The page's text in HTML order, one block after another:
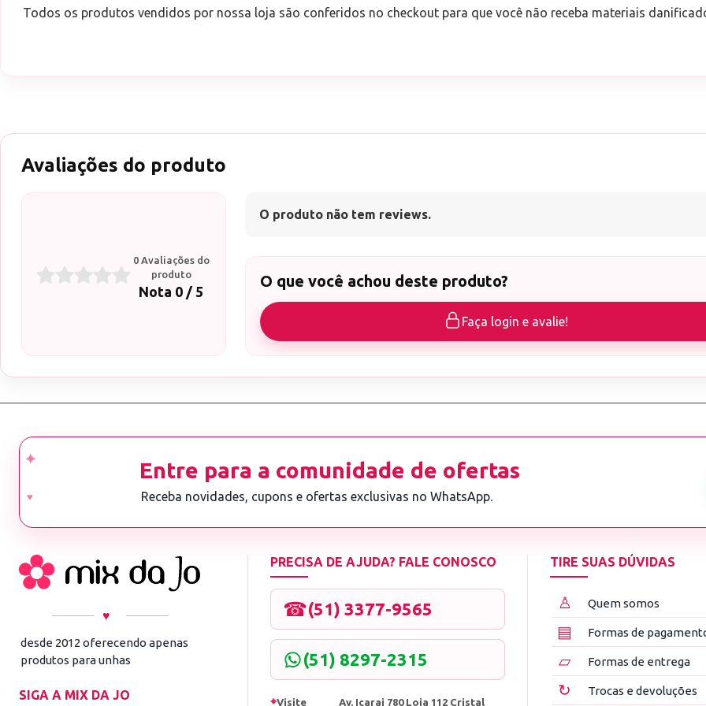
Todos os produtos vendidos por nossa loja são conferidos no checkout para que você não receba materiais
Avaliações do produto
0 Avaliações do
produto
Nota 0 / 5
O produto não tem reviews.
O que você achou deste produto?
Faça login e avalie!
Entre para a comunidade de ofertas
Receba novidades, cupons e ofertas exclusivas no WhatsApp.
♥
desde 2012 oferecendo apenas
produtos para unhas
SIGA A MIX DA JO
PRECISA DE AJUDA? FALE CONOSCO
☎(51) 3377-9565
(51) 8297-2315
⌖Visite Av. Icarai 780 Loja 112 Cristal
TIRE SUAS DÚVIDAS
♙ Quem somos
▤ Formas de
▱ Formas de entrega
↻ Trocas e devoluções